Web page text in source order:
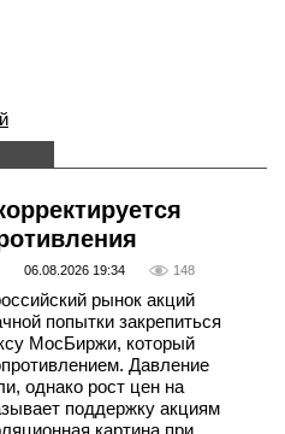
06.08.2026 19:34 148
рынок акций
попытки закрепиться
МосБиржи, который
Давление
однако рост цен на
поддержку акциям
картина при